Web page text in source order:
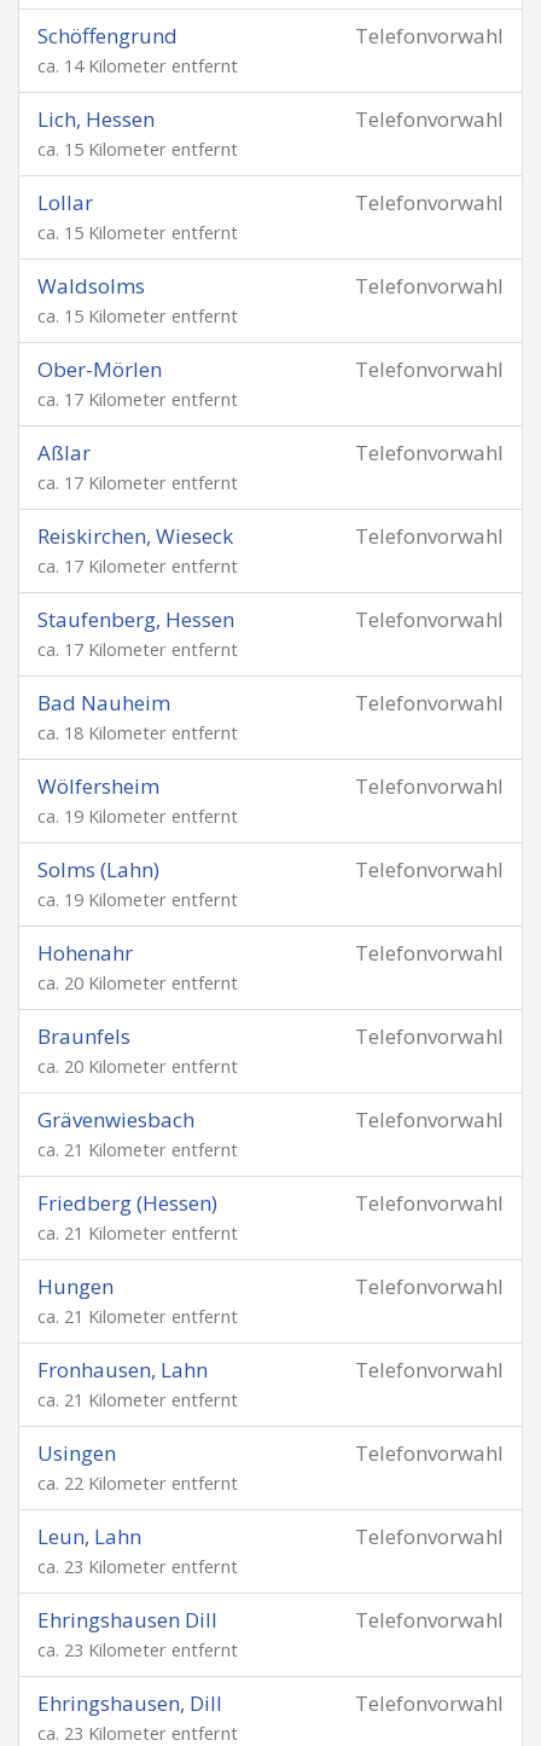
Telefonvorwahl
Schöffengrund
ca. 14 Kilometer entfernt
Telefonvorwahl
Lich, Hessen
ca. 15 Kilometer entfernt
Telefonvorwahl
Lollar
ca. 15 Kilometer entfernt
Telefonvorwahl
Waldsolms
ca. 15 Kilometer entfernt
Telefonvorwahl
Ober-Mörlen
ca. 17 Kilometer entfernt
Telefonvorwahl
Aßlar
ca. 17 Kilometer entfernt
Telefonvorwahl
Reiskirchen, Wieseck
ca. 17 Kilometer entfernt
Telefonvorwahl
Staufenberg, Hessen
ca. 17 Kilometer entfernt
Telefonvorwahl
Bad Nauheim
ca. 18 Kilometer entfernt
Telefonvorwahl
Wölfersheim
ca. 19 Kilometer entfernt
Telefonvorwahl
Solms (Lahn)
ca. 19 Kilometer entfernt
Telefonvorwahl
Hohenahr
ca. 20 Kilometer entfernt
Telefonvorwahl
Braunfels
ca. 20 Kilometer entfernt
Telefonvorwahl
Grävenwiesbach
ca. 21 Kilometer entfernt
Telefonvorwahl
Friedberg (Hessen)
ca. 21 Kilometer entfernt
Telefonvorwahl
Hungen
ca. 21 Kilometer entfernt
Telefonvorwahl
Fronhausen, Lahn
ca. 21 Kilometer entfernt
Telefonvorwahl
Usingen
ca. 22 Kilometer entfernt
Telefonvorwahl
Leun, Lahn
ca. 23 Kilometer entfernt
Telefonvorwahl
Ehringshausen Dill
ca. 23 Kilometer entfernt
Telefonvorwahl
Ehringshausen, Dill
ca. 23 Kilometer entfernt